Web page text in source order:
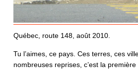
Québec, route 148, août 2010.
Tu l’aimes, ce pays. Ces terres, ces
nombreuses reprises, c’est la